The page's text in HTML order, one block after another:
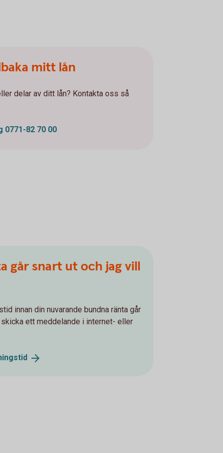
mitt lån
delar av ditt lån? Kontakta oss så
0771-82 70 00
går snart ut och jag vill
innan din nuvarande bundna ränta går
ett meddelande i internet- eller